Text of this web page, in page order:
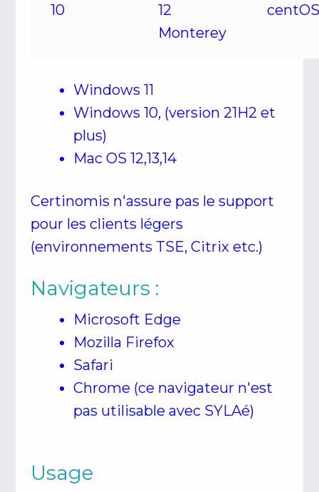
10
12
Monterey
centOS
Windows 11
Windows 10, (version 21H2 et
plus)
Mac OS 12,13,14
Certinomis n'assure pas le support
pour les clients légers
(environnements TSE, Citrix etc.)
Navigateurs :
Microsoft Edge
Mozilla Firefox
Safari
Chrome (ce navigateur n'est
pas utilisable avec SYLAé)
Usage